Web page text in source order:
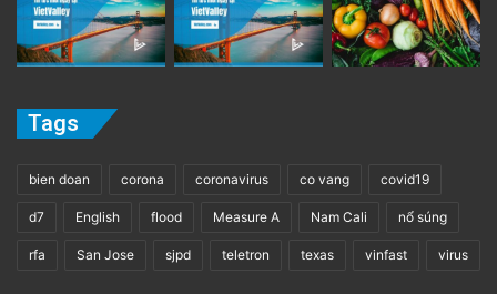
Tags
bien doan corona coronavirus co vang covid19
d7 English flood Measure A Nam Cali nổ súng
rfa San Jose sjpd teletron texas vinfast virus